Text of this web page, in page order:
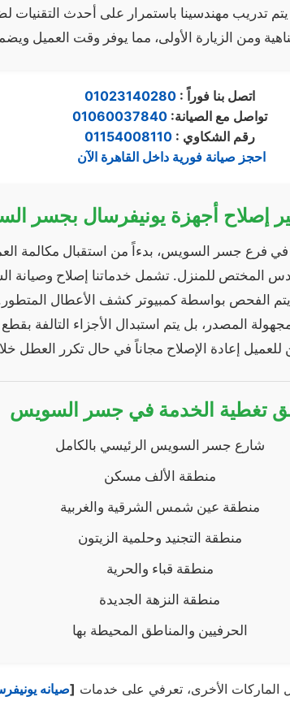
تدريب مهندسينا باستمرار على أحدث التقنيات
ومن الزيارة الأولى، مما يوفر وقت العميل
01023140280
: اتصل بنا فوراً
01060037840 :تواصل مع الصيانة
01154008110 : رقم الشكاوي
احجز صيانة فورية داخل القاهرة الآن
إصلاح أجهزة يونيفرسال بجسر
فرع جسر السويس، بدءاً من استقبال مكالمة
المختص للمنزل. تشمل خدماتنا إصلاح وصيانة
يتم الفحص بواسطة كمبيوتر كشف الأعطال
المصدر، بل يتم استبدال الأجزاء التالفة
إعادة الإصلاح مجاناً في حال تكرر العطل
تغطية الخدمة في جسر السويس
شارع جسر السويس الرئيسي بالكامل
منطقة الألف مسكن
منطقة عين شمس الشرقية والغربية
منطقة التجنيد وحلمية الزيتون
منطقة قباء والحرية
منطقة النزهة الجديدة
الحرفيين والمناطق المحيطة بها
الماركات الأخرى، تعرفي على خدمات [صيانه